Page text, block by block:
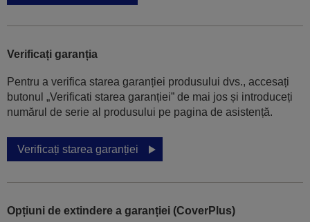
Verificați garanția
Pentru a verifica starea garanției produsului dvs., accesați
butonul „Verificati starea garanției” de mai jos și introduceți
numărul de serie al produsului pe pagina de asistență.
Verificați starea garanției
Opțiuni de extindere a garanției (CoverPlus)